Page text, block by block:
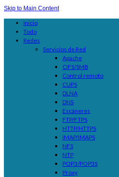
Skip to Main Content
Inicio
Todo
Redes
Servicios de Red
Apache
CIFS/SMB
Control remoto
CUPS
DLNA
DNS
Escáneres
FTP/FTPS
HTTP/HTTPS
IMAP/IMAPS
NFS
NTP
POP3/POP3S
Proxy